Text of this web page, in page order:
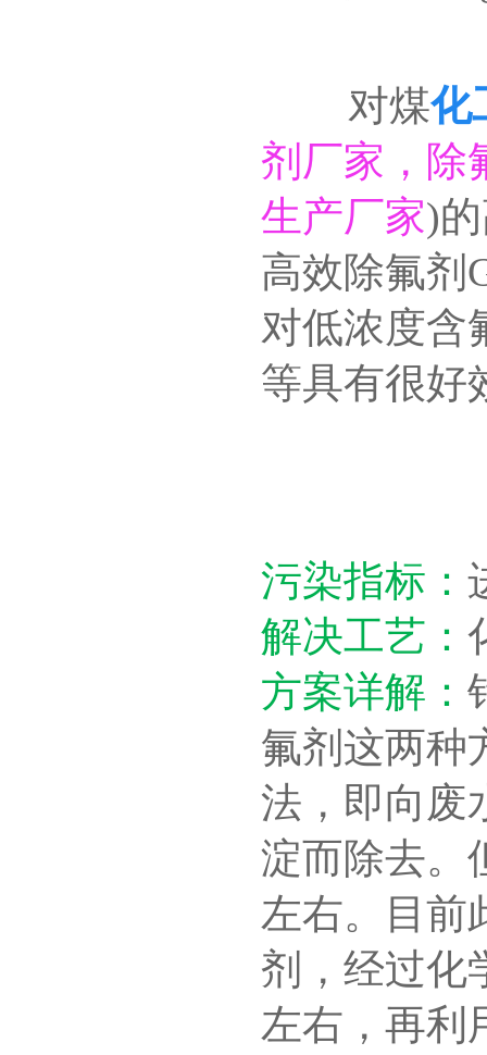
对煤化
剂厂家，除
生产厂家)
高效除氟剂
对低浓度含
等具有很好
污染指标：
解决工艺：
方案详解：
氟剂这两种
法，即向废
淀而除去。
左右。目前
剂，经过化
左右，再利